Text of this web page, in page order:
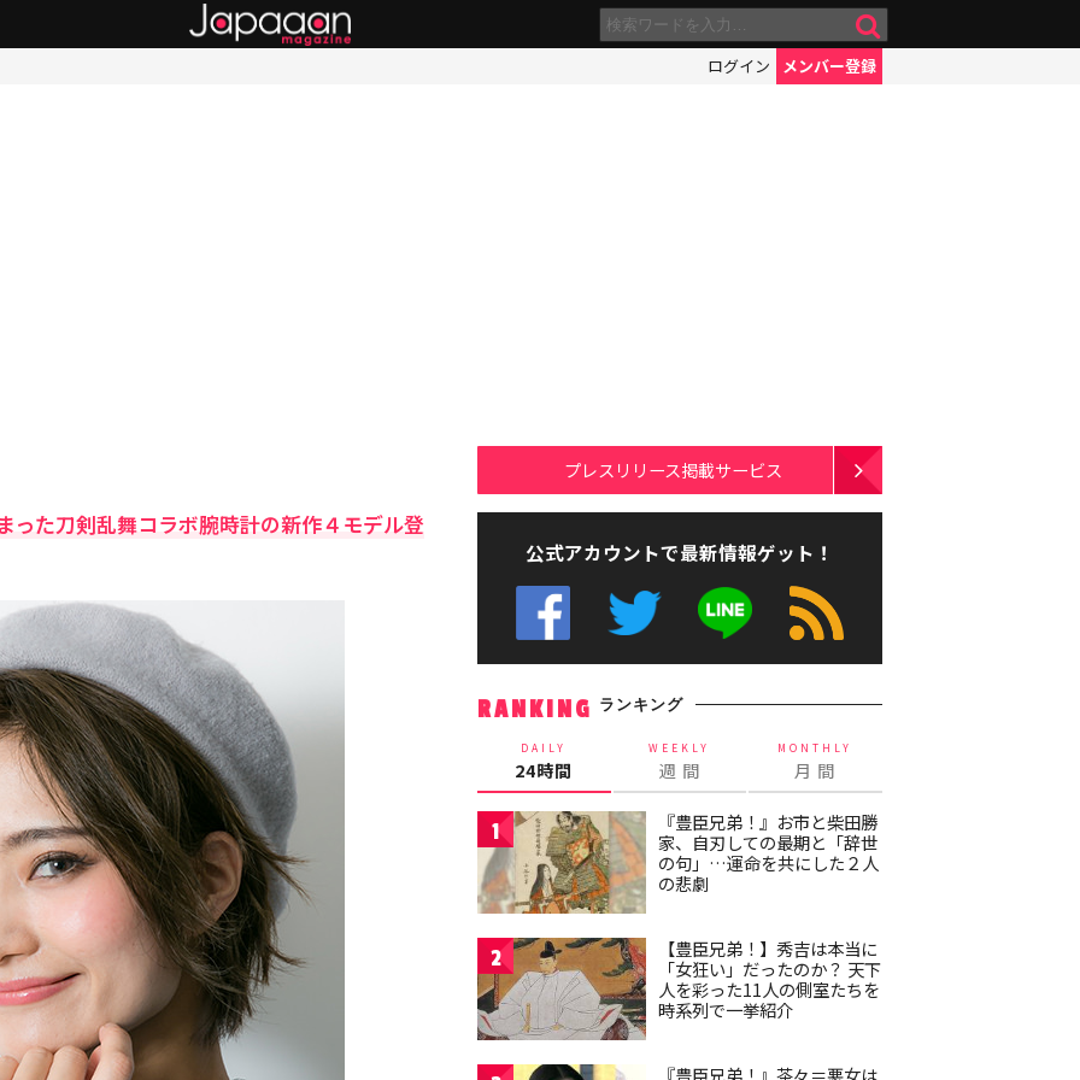
ログイン メンバー登録
った刀剣乱舞コラボ腕時計の新作４モデル登
プレスリリース掲載サービス
公式アカウントで最新情報ゲット！
RANKING ランキング
DAILY
24時間
WEEKLY
週 間
MONTHLY
月 間
1
『豊臣兄弟！』お市と柴田勝
家、自刃しての最期と「辞世
の句」…運命を共にした２人
の悲劇
2
【豊臣兄弟！】秀吉は本当に
「女狂い」だったのか？ 天下
人を彩った11人の側室たちを
時系列で一挙紹介
『豊臣兄弟！』茶々＝悪女は